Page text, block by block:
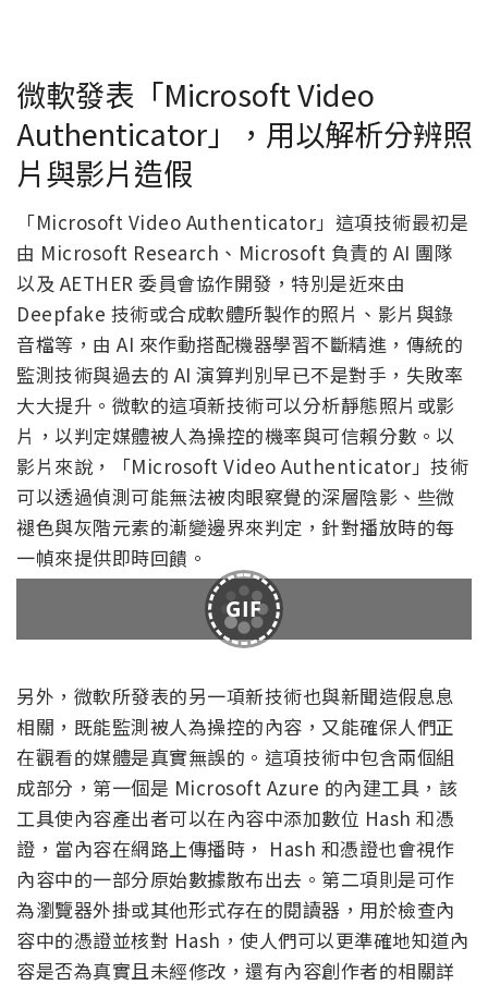
微軟發表「Microsoft Video
Authenticator」，用以解析分辨照
片與影片造假
「Microsoft Video Authenticator」這項技術最初是
由 Microsoft Research、Microsoft 負責的 AI 團隊
以及 AETHER 委員會協作開發，特別是近來由
Deepfake 技術或合成軟體所製作的照片、影片與錄
音檔等，由 AI 來作動搭配機器學習不斷精進，傳統的
監測技術與過去的 AI 演算判別早已不是對手，失敗率
大大提升。微軟的這項新技術可以分析靜態照片或影
片，以判定媒體被人為操控的機率與可信賴分數。以
影片來說，「Microsoft Video Authenticator」技術
可以透過偵測可能無法被肉眼察覺的深層陰影、些微
褪色與灰階元素的漸變邊界來判定，針對播放時的每
一幀來提供即時回饋。
GIF
另外，微軟所發表的另一項新技術也與新聞造假息息
相關，既能監測被人為操控的內容，又能確保人們正
在觀看的媒體是真實無誤的。這項技術中包含兩個組
成部分，第一個是 Microsoft Azure 的內建工具，該
工具使內容產出者可以在內容中添加數位 Hash 和憑
證，當內容在網路上傳播時， Hash 和憑證也會視作
內容中的一部分原始數據散布出去。第二項則是可作
為瀏覽器外掛或其他形式存在的閱讀器，用於檢查內
容中的憑證並核對 Hash，使人們可以更準確地知道內
容是否為真實且未經修改，還有內容創作者的相關詳